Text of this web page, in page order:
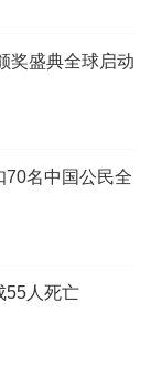
奖盛典全球启动
70名中国公民全
55人死亡